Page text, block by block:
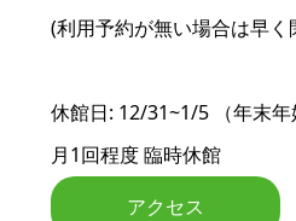
(利用予約が無い場合は早く
休館日: 12/31~1/5 （年末年
月1回程度 臨時休館
アクセス